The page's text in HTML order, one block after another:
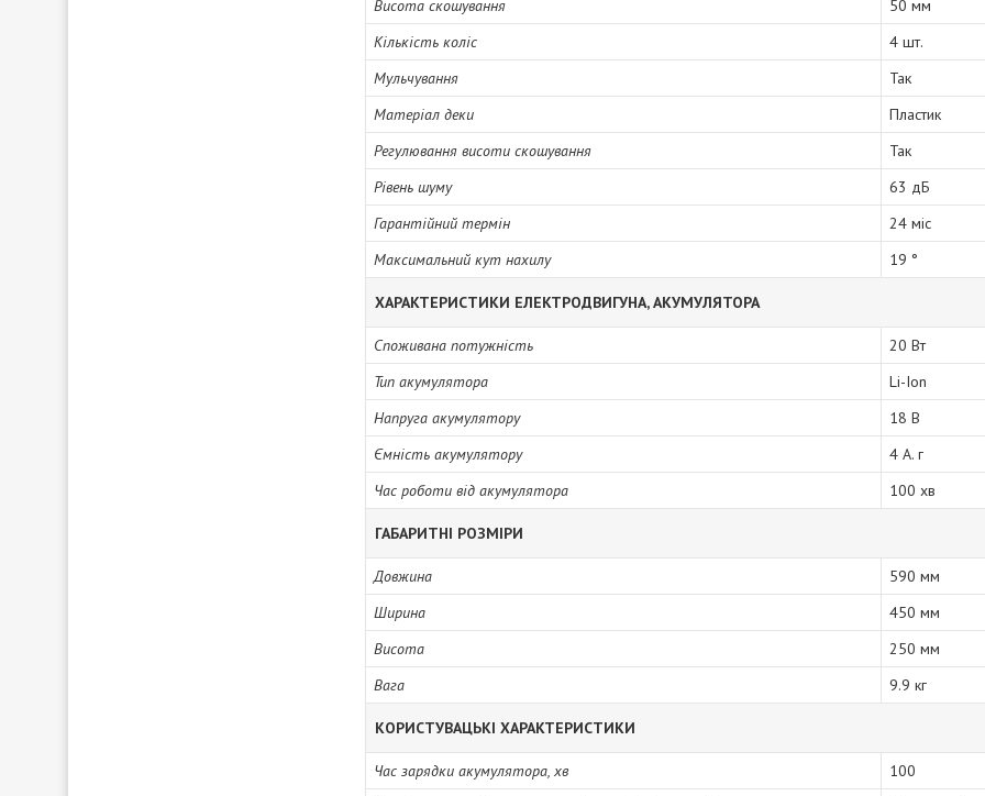
Висота скошування
50 мм
Кількість коліс
4 шт.
Мульчування
Так
Матеріал деки
Пластик
Регулювання висоти скошування
Так
Рівень шуму
63 дБ
Гарантійний термін
24 міс
Максимальний кут нахилу
19 °
ХАРАКТЕРИСТИКИ ЕЛЕКТРОДВИГУНА, АКУМУЛЯТОРА
Споживана потужність
20 Вт
Тип акумулятора
Li-Ion
Напруга акумулятору
18 В
Ємність акумулятору
4 А. г
Час роботи від акумулятора
100 хв
ГАБАРИТНІ РОЗМІРИ
Довжина
590 мм
Ширина
450 мм
Висота
250 мм
Вага
9.9 кг
КОРИСТУВАЦЬКІ ХАРАКТЕРИСТИКИ
Час зарядки акумулятора, хв
100